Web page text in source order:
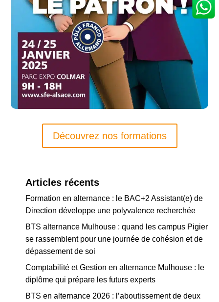
Découvrez nos formations
Articles récents
Formation en alternance : le BAC+2 Assistant(e) de
Direction développe une polyvalence recherchée
BTS alternance Mulhouse : quand les campus Pigier
se rassemblent pour une journée de cohésion et de
dépassement de soi
Comptabilité et Gestion en alternance Mulhouse : le
diplôme qui prépare les futurs experts
BTS en alternance 2026 : l’aboutissement de deux